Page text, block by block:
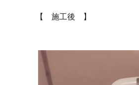
【 施工後 】